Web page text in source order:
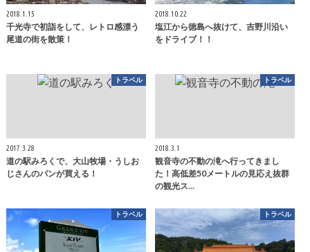
2018.1.15
千光寺で初詣をして、レトロ感漂う
尾道の街を散策！
2018.10.22
塩江から徳島へ抜けて、吉野川沿い
をドライブ！！
トラベル
2017.3.28
道の駅みろくで、大山牧場・うしお
じさんのパンが買える！
トラベル
2018.3.1
観音寺の不動の滝へ行ってきまし
た！高低差50メートルの見応え抜群
の観光ス…
トラベル トラベル